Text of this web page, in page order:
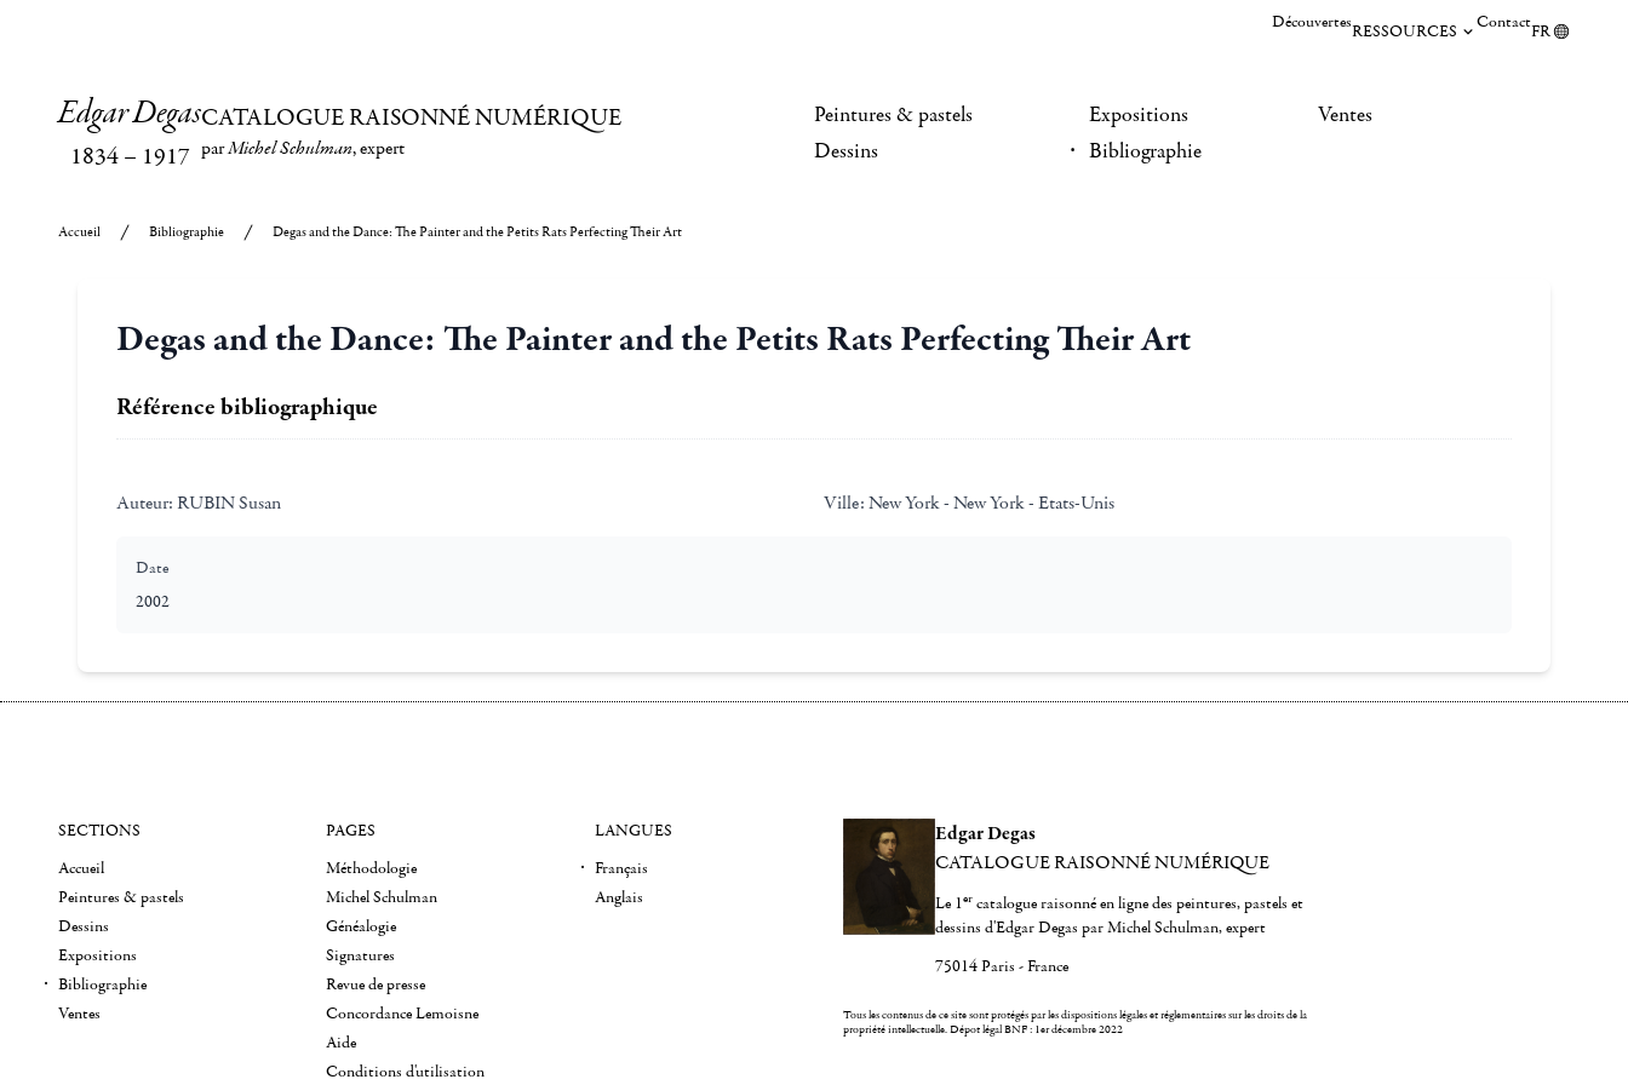
DécouvertesRESSOURCES ContactFR
Edgar Degas
1834– 1917
CATALOGUE RAISONNÉ NUMÉRIQUE
parMichel Schulman, expert
Peintures & pastels
Dessins
Expositions
Bibliographie
Ventes
Accueil Bibliographie Degas and the Dance: The Painter and the Petits Rats Perfecting Their Art
Degas and the Dance: The Painter and the Petits Rats Perfecting Their Art
Référence bibliographique
Auteur: RUBIN Susan Ville: New York - New York - Etats-Unis
Date
2002
Edgar Degas
CATALOGUE RAISONNÉ NUMÉRIQUE
Le 1er catalogue raisonné en ligne des peintures, pastels et
dessins d'Edgar Degas par Michel Schulman, expert
75014 Paris - France
Tous les contenus de ce site sont protégés par les dispositions légales et réglementaires sur les droits de la
propriété intellectuelle.Dépot légal BNF : 1er décembre 2022
SECTIONS
Accueil
Peintures & pastels
Dessins
Expositions
Bibliographie
Ventes
PAGES
Méthodologie
Michel Schulman
Généalogie
Signatures
Revue de presse
Concordance Lemoisne
Aide
Conditions d'utilisation
LANGUES
Français
Anglais